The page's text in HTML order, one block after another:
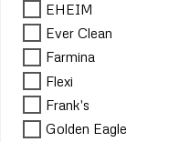
EHEIM
Ever Clean
Farmina
Flexi
Frank's
Golden Eagle